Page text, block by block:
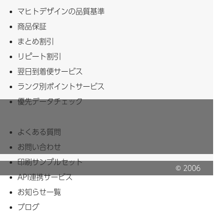
マヒトデザインの品質基準
商品保証
まとめ割引
リピート割引
翌日到着便サービス
ランク別ポイントサービス
優先データチェック
よくある質問
お問い合わせ
印刷サンプルセット
API連携サービス
お知らせ一覧
ブログ
© 2006